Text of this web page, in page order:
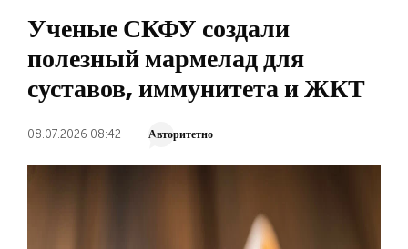
Ученые СКФУ создали
полезный мармелад для
суставов, иммунитета и ЖКТ
08.07.2026 08:42 Авторитетно